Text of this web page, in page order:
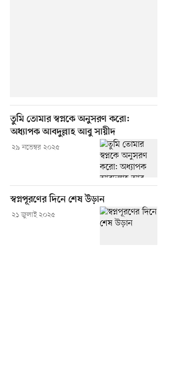
তুমি তোমার স্বপ্নকে অনুসরণ করো:
অধ্যাপক আবদুল্লাহ আবু সায়ীদ
২৯ নভেম্বর ২০২৫
স্বপ্নপূরণের দিনে শেষ উড়ান
২১ জুলাই ২০২৫